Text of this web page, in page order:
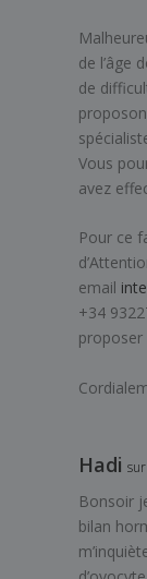
de l’âge
de
Vous
avez
Pour ce
email
+34
proposer
Hadi
Bonsoir
bilan